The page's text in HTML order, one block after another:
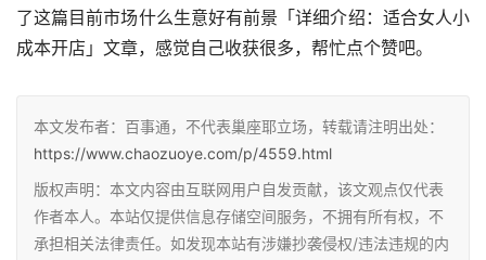
了这篇目前市场什么生意好有前景「详细介绍：适合女人小
成本开店」文章，感觉自己收获很多，帮忙点个赞吧。
本文发布者：百事通，不代表巢座耶立场，转载请注明出处：
https://www.chaozuoye.com/p/4559.html
版权声明：本文内容由互联网用户自发贡献，该文观点仅代表
作者本人。本站仅提供信息存储空间服务，不拥有所有权，不
承担相关法律责任。如发现本站有涉嫌抄袭侵权/违法违规的内